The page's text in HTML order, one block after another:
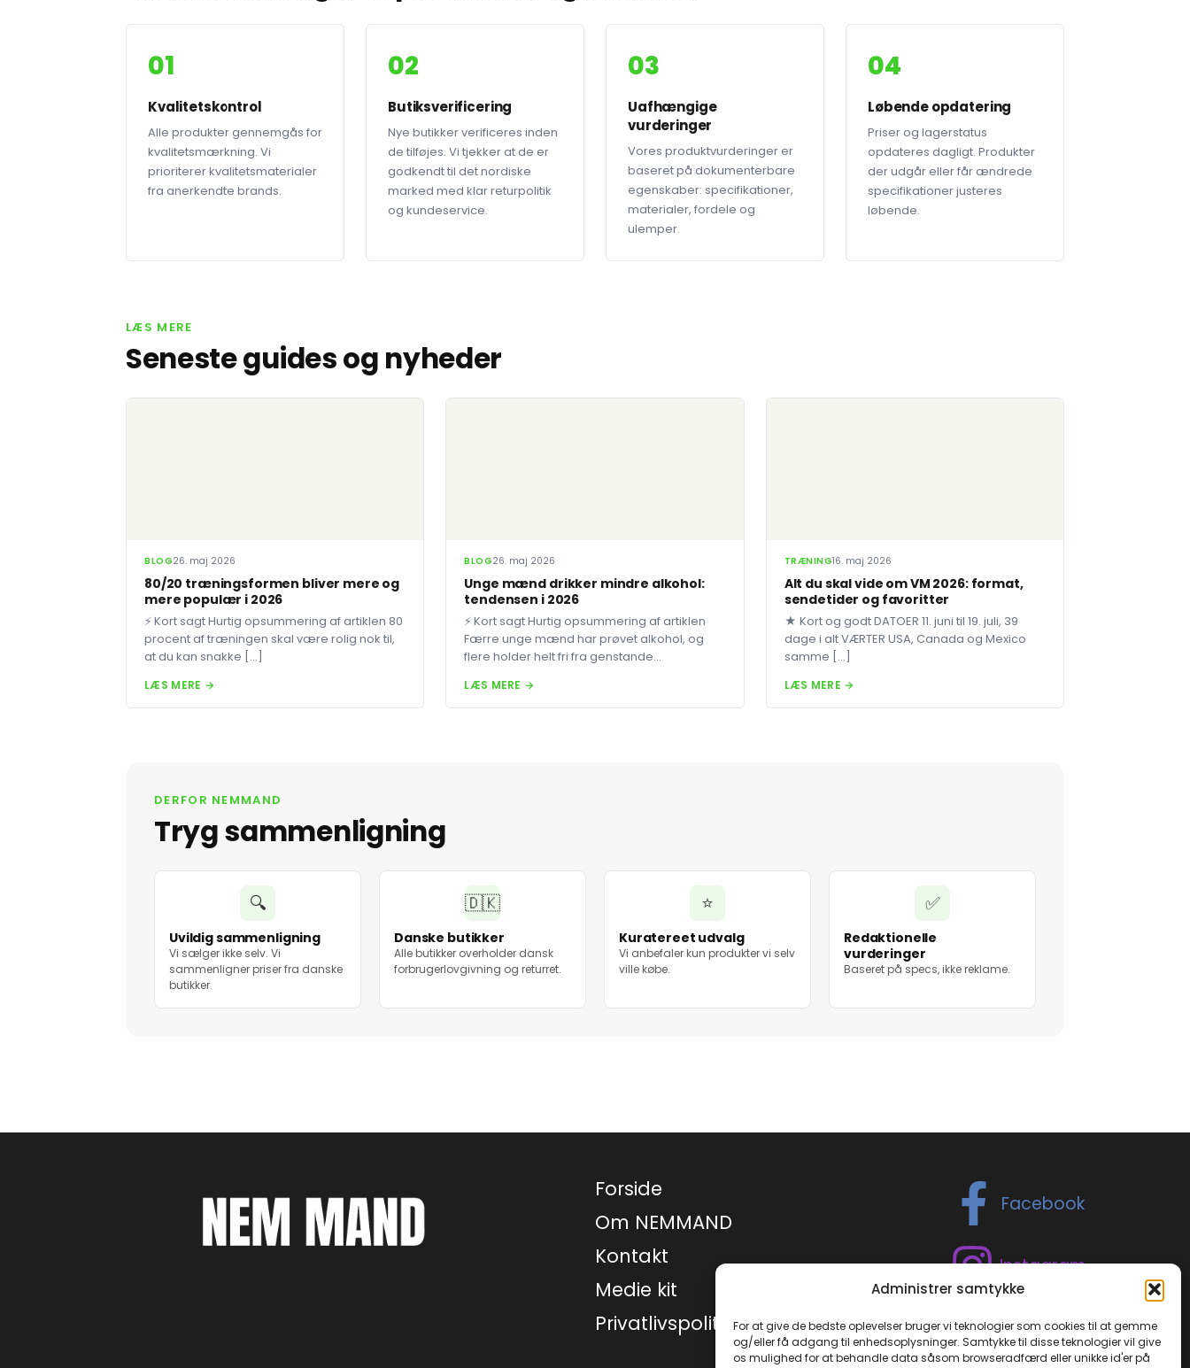
Administrer samtykke
For at give de bedste oplevelser bruger vi teknologier som cookies til at gemme
og/eller få adgang til enhedsoplysninger. Samtykke til disse teknologier vil give
os mulighed for at behandle data såsom browseradfærd eller unikke id'er på
01
Kvalitetskontrol
Alle produkter gennemgås for
kvalitetsmærkning. Vi
prioriterer kvalitetsmaterialer
fra anerkendte brands.
02
Butiksverificering
Nye butikker verificeres inden
de tilføjes. Vi tjekker at de er
godkendt til det nordiske
marked med klar returpolitik
og kundeservice.
03
Uafhængige
vurderinger
Vores produktvurderinger er
baseret på dokumenterbare
egenskaber: specifikationer,
materialer, fordele og
ulemper.
04
Løbende opdatering
Priser og lagerstatus
opdateres dagligt. Produkter
der udgår eller får ændrede
specifikationer justeres
løbende.
LÆS MERE
Seneste guides og nyheder
BLOG26. maj 2026
80/20 træningsformen bliver mere og
mere populær i 2026
⚡ Kort sagt Hurtig opsummering af artiklen 80
procent af træningen skal være rolig nok til,
at du kan snakke […]
LÆS MERE →
BLOG26. maj 2026
Unge mænd drikker mindre alkohol:
tendensen i 2026
⚡ Kort sagt Hurtig opsummering af artiklen
Færre unge mænd har prøvet alkohol, og
flere holder helt fri fra genstande...
LÆS MERE →
TRÆNING16. maj 2026
Alt du skal vide om VM 2026: format,
sendetider og favoritter
★ Kort og godt DATOER 11. juni til 19. juli, 39
dage i alt VÆRTER USA, Canada og Mexico
samme […]
LÆS MERE →
DERFOR NEMMAND
Tryg sammenligning
🔍
Uvildig sammenligning
Vi sælger ikke selv. Vi
sammenligner priser fra danske
butikker.
🇩🇰
Danske butikker
Alle butikker overholder dansk
forbrugerlovgivning og returret.
⭐
Kuratereet udvalg
Vi anbefaler kun produkter vi selv
ville købe.
✅
Redaktionelle
vurderinger
Baseret på specs, ikke reklame.
Forside
Om NEMMAND
Kontakt
Medie kit
Privatlivspolitik
Facebook
Instagram
TikTok